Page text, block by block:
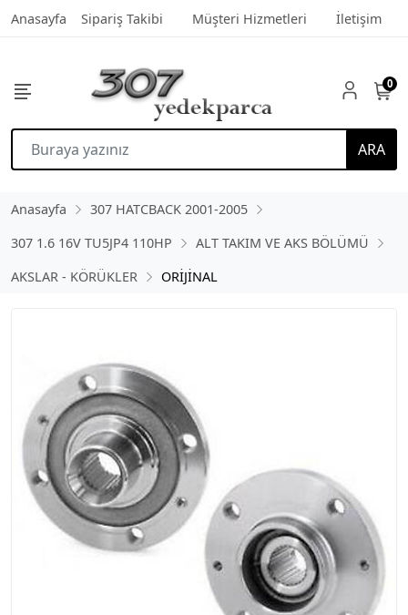
Anasayfa Sipariş Takibi Müşteri Hizmetleri İletişim
ARA
0
Anasayfa
307 HATCBACK 2001-2005
307 1.6 16V TU5JP4 110HP
ALT TAKIM VE AKS BÖLÜMÜ
AKSLAR - KÖRÜKLER
ORİJİNAL